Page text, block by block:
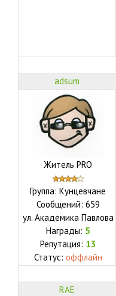
adsum
Житель PRO
Группа: Кунцевчане
Сообщений: 659
ул. Академика Павлова
Награды: 5
Репутация: 13
Статус: оффлайн
RAE